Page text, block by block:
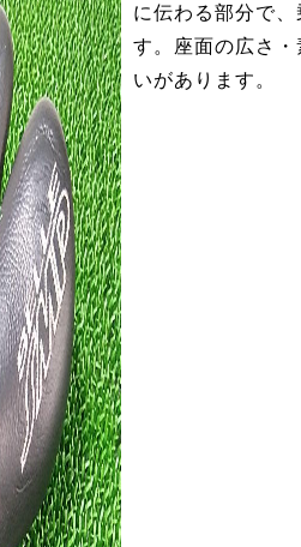
に伝わる部分で
す。座面の広さ
いがあります。